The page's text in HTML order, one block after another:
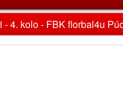
- 4. kolo - FBK florbal4u